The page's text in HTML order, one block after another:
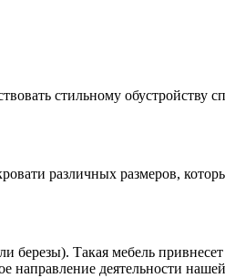
стильному обустройству
различных размеров,
березы). Такая мебель
деятельности